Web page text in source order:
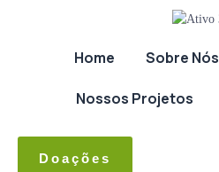
Home Sobre Nós
Nossos Projetos
Doações